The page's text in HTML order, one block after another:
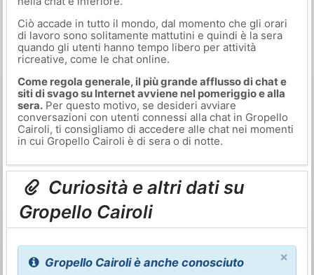
Ciò accade in tutto il mondo, dal momento che gli orari
di lavoro sono solitamente mattutini e quindi è la sera
quando gli utenti hanno tempo libero per attività
ricreative, come le chat online.
Come regola generale, il più grande afflusso di chat e
siti di svago su Internet avviene nel pomeriggio e alla
sera.Per questo motivo, se desideri avviare
conversazioni con utenti connessi alla chat in Gropello
Cairoli, ti consigliamo di accedere alle chat nei momenti
in cui Gropello Cairoli è di sera o di notte.
Curiosità e altri dati su
Gropello Cairoli
×
Gropello Cairoli è anche conosciuto